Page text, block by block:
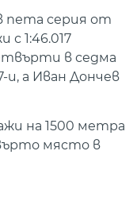
пета серия от
1:46.017
в седма
и, а Иван Дончев
на 1500 метра
място в